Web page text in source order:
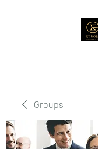
Groups